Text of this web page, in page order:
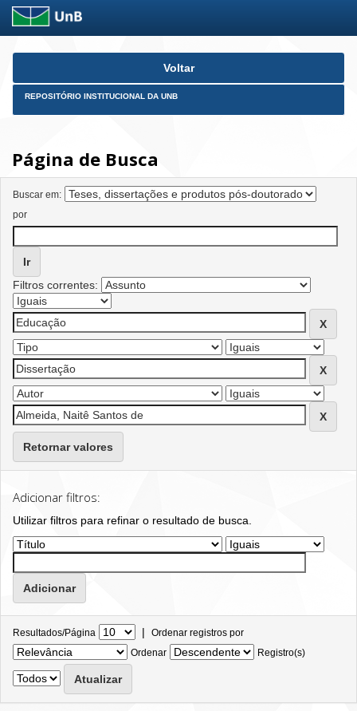
Skip
Voltar
REPOSITÓRIO INSTITUCIONAL DA UNB
Página de Busca
Buscar em:
por
Filtros correntes:
Retornar valores
Adicionar filtros:
Utilizar filtros para refinar o resultado de busca.
Resultados/Página | Ordenar registros por
Ordenar
Registro(s)